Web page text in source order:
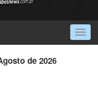
de 2026